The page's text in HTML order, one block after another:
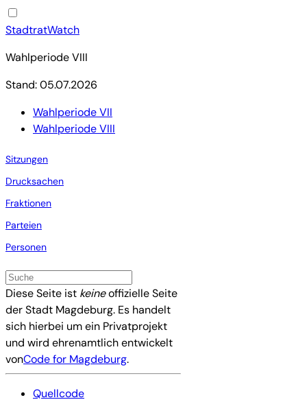
StadtratWatch
Wahlperiode VIII
Stand: 05.07.2026
Wahlperiode VII
Wahlperiode VIII
Sitzungen
Drucksachen
Fraktionen
Parteien
Personen
Diese Seite ist keineoffizielle Seite
der Stadt Magdeburg. Es handelt
sich hierbei um ein Privatprojekt
und wird ehrenamtlich entwickelt
vonCode for Magdeburg.
Quellcode